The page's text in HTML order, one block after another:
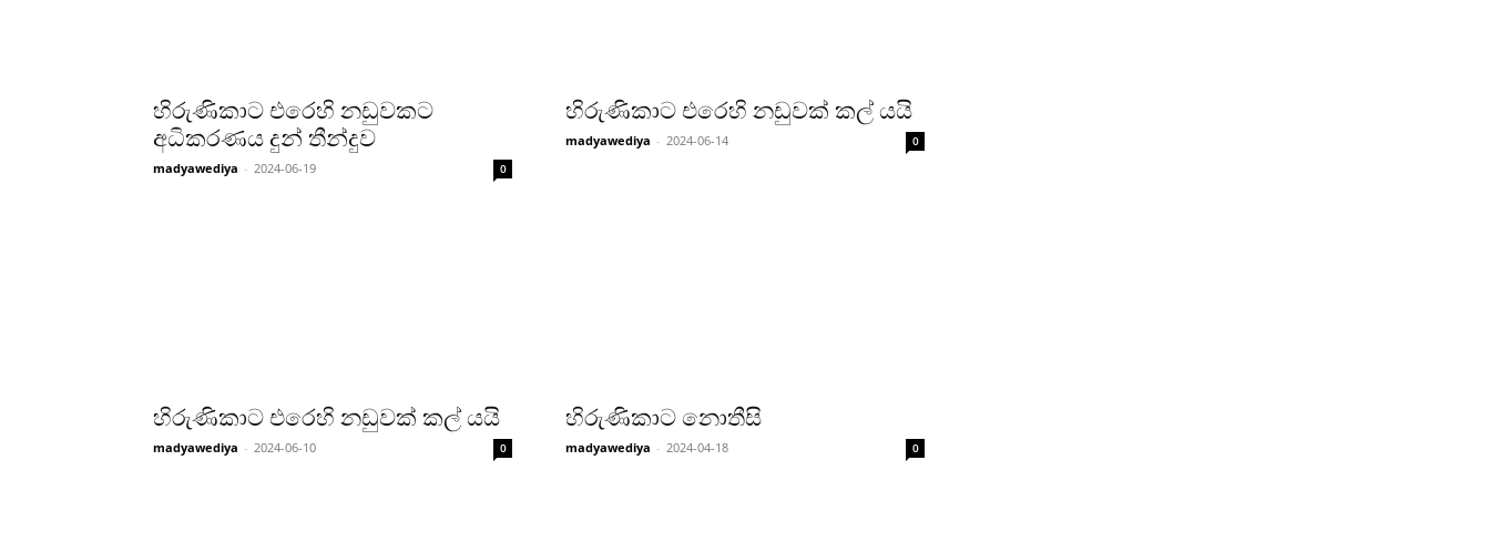
හිරුණිකාට එරෙහි නඩුවකට
අධිකරණය දුන් තීන්දුව
madyawediya - 2024-06-19 0
හිරුණිකාට එරෙහි නඩුවක් කල් යයි
madyawediya - 2024-06-14 0
හිරුණිකාට එරෙහි නඩුවක් කල් යයි
madyawediya - 2024-06-10 0
හිරුණිකාට නොතීසි
madyawediya - 2024-04-18 0